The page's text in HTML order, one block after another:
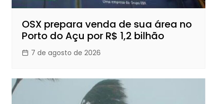
OSX prepara venda de sua área no
Porto do Açu por R$ 1,2 bilhão
7 de agosto de 2026